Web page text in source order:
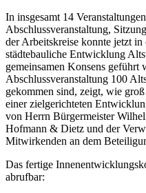
In insgesamt 14
Abschlussveranstaltung,
der Arbeitskreise konnte jetzt in
städtebauliche Entwicklung
gemeinsamen Konsens geführt
Abschlussveranstaltung 100
gekommen sind, zeigt, wie
einer zielgerichteten
von Herrn Bürgermeister
Hofmann & Dietz und der
Mitwirkenden an dem
Das fertige
abrufbar: